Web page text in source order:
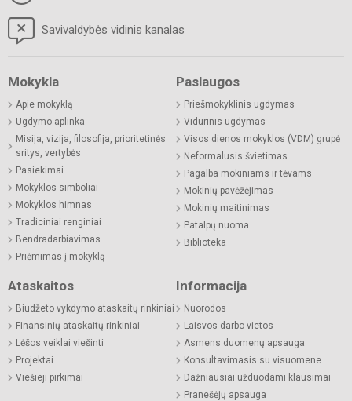
Savivaldybės vidinis kanalas
Mokykla
Apie mokyklą
Ugdymo aplinka
Misija, vizija, filosofija, prioritetinės
sritys, vertybės
Pasiekimai
Mokyklos simboliai
Mokyklos himnas
Tradiciniai renginiai
Bendradarbiavimas
Priėmimas į mokyklą
Paslaugos
Priešmokyklinis ugdymas
Vidurinis ugdymas
Visos dienos mokyklos (VDM) grupė
Neformalusis švietimas
Pagalba mokiniams ir tėvams
Mokinių pavėžėjimas
Mokinių maitinimas
Patalpų nuoma
Biblioteka
Ataskaitos
Biudžeto vykdymo ataskaitų rinkiniai
Finansinių ataskaitų rinkiniai
Lėšos veiklai viešinti
Projektai
Viešieji pirkimai
Informacija
Nuorodos
Laisvos darbo vietos
Asmens duomenų apsauga
Konsultavimasis su visuomene
Dažniausiai užduodami klausimai
Pranešėjų apsauga